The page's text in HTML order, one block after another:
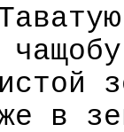
в